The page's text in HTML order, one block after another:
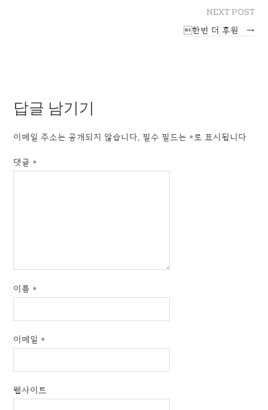
NEXT POST
한번 더 후원 →
답글 남기기
이메일 주소는 공개되지 않습니다. 필수 필드는 *로 표시됩니다
댓글 *
이름 *
이메일 *
웹사이트